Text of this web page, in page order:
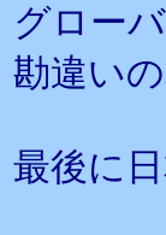
グロー
勘違い
最後に